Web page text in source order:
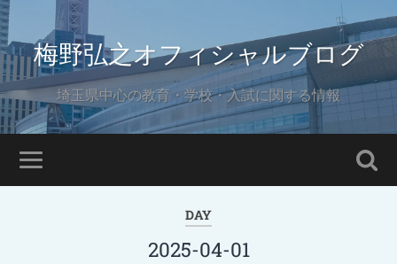
梅野弘之オフィシャルブログ
埼玉県中心の教育・学校・入試に関する情報
DAY
2025-04-01